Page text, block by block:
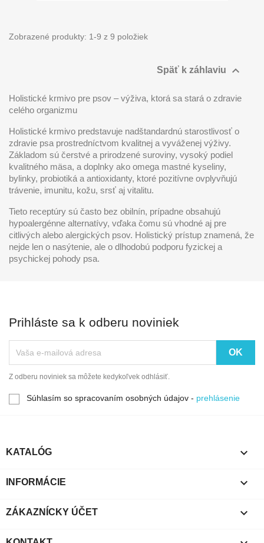
Zobrazené produkty: 1-9 z 9 položiek
Späť k záhlaviu 
Holistické krmivo pre psov – výživa, ktorá sa stará o zdravie
celého organizmu
Holistické krmivo predstavuje nadštandardnú starostlivosť o
zdravie psa prostredníctvom kvalitnej a vyváženej výživy.
Základom sú čerstvé a prirodzené suroviny, vysoký podiel
kvalitného mäsa, a doplnky ako omega mastné kyseliny,
bylinky, probiotiká a antioxidanty, ktoré pozitívne ovplyvňujú
trávenie, imunitu, kožu, srsť aj vitalitu.
Tieto receptúry sú často bez obilnín, prípadne obsahujú
hypoalergénne alternatívy, vďaka čomu sú vhodné aj pre
citlivých alebo alergických psov. Holistický prístup znamená, že
nejde len o nasýtenie, ale o dlhodobú podporu fyzickej a
psychickej pohody psa.
Prihláste sa k odberu noviniek
Z odberu noviniek sa môžete kedykoľvek odhlásiť.
Súhlasím so spracovaním osobných údajov - prehlásenie
KATALÓG 
INFORMÁCIE 
ZÁKAZNÍCKY ÚČET 